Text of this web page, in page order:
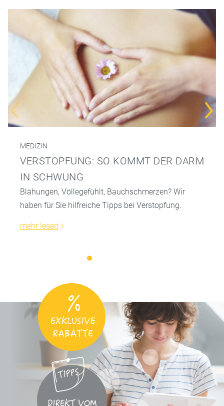
MEDIZIN
VERSTOPFUNG: SO KOMMT DER DARM
IN SCHWUNG
Blähungen, Völlegefühlt, Bauchschmerzen? Wir
haben für Sie hilfreiche Tipps bei Verstopfung.
mehr lesen